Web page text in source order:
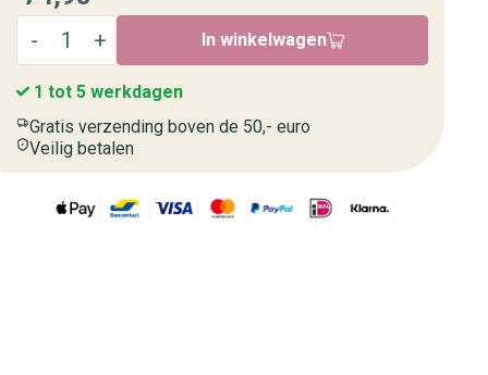
In winkelwagen
1 tot 5 werkdagen
Gratis verzending boven de 50,- euro
Veilig betalen